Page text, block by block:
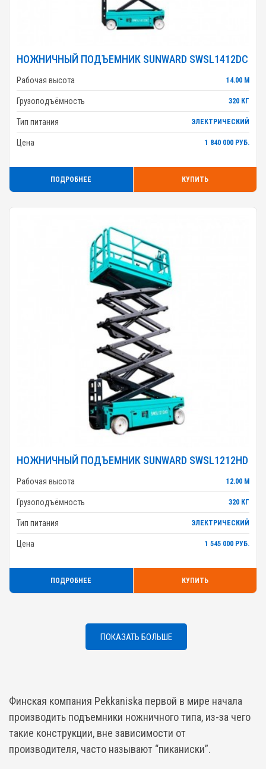
НОЖНИЧНЫЙ ПОДЪЕМНИК SUNWARD SWSL1412DC
Рабочая высота 14.00 М
Грузоподъёмность 320 КГ
Тип питания ЭЛЕКТРИЧЕСКИЙ
Цена 1 840 000 РУБ.
ПОДРОБНЕЕ КУПИТЬ
НОЖНИЧНЫЙ ПОДЪЕМНИК SUNWARD SWSL1212HD
Рабочая высота 12.00 М
Грузоподъёмность 320 КГ
Тип питания ЭЛЕКТРИЧЕСКИЙ
Цена 1 545 000 РУБ.
ПОДРОБНЕЕ КУПИТЬ
ПОКАЗАТЬ БОЛЬШЕ
Финская компания Pekkaniska первой в мире начала
производить подъемники ножничного типа, из-за чего
такие конструкции, вне зависимости от
производителя, часто называют “пиканиски”.